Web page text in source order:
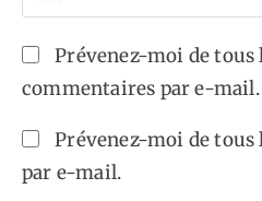
comment
comment
l’URL
votre
site
Prévenez-moi de tous
commentaires par e-mail.
Prévenez-moi de
par e-mail.